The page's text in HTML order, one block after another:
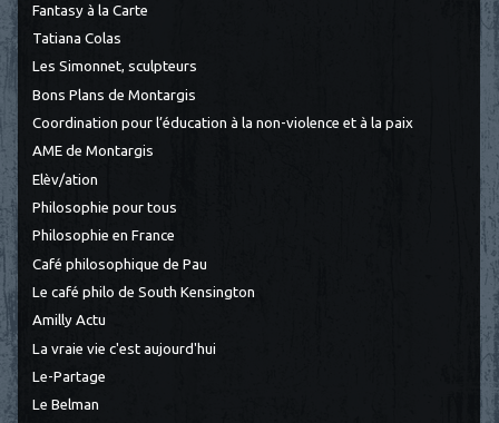
Fantasy à la Carte
Tatiana Colas
Les Simonnet, sculpteurs
Bons Plans de Montargis
Coordination pour l’éducation à la non-violence et à la paix
AME de Montargis
Elèv/ation
Philosophie pour tous
Philosophie en France
Café philosophique de Pau
Le café philo de South Kensington
Amilly Actu
La vraie vie c'est aujourd'hui
Le-Partage
Le Belman